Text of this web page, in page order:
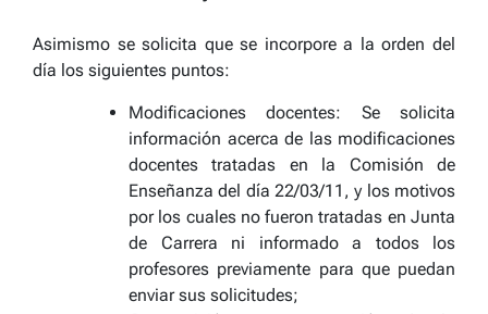
Asimismo se solicita que se incorpore a la orden del
día los siguientes puntos:
Modificaciones docentes: Se solicita
información acerca de las modificaciones
docentes tratadas en la Comisión de
Enseñanza del día 22/03/11, y los motivos
por los cuales no fueron tratadas en Junta
de Carrera ni informado a todos los
profesores previamente para que puedan
enviar sus solicitudes;